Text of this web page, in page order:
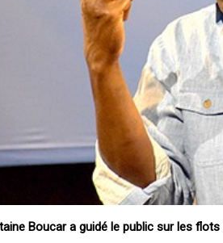
Boucar a guidé le public sur les